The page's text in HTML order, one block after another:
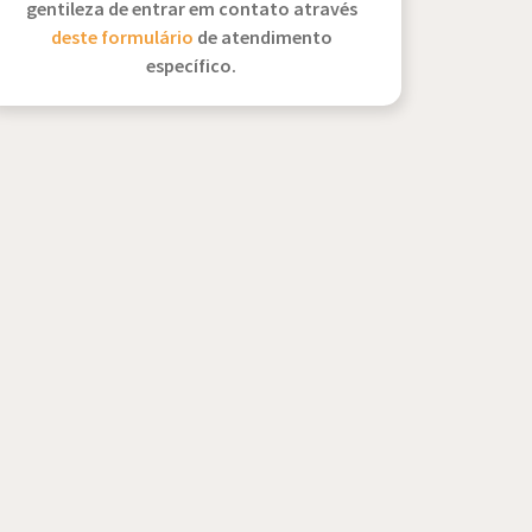
gentileza de entrar em contato através
deste formulário de atendimento
específico.